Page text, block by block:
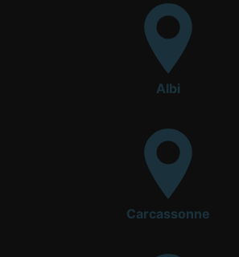
Albi
Carcassonne